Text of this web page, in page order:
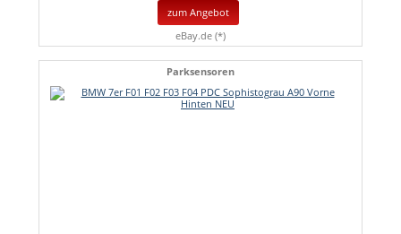
zum Angebot
eBay.de (*)
Parksensoren